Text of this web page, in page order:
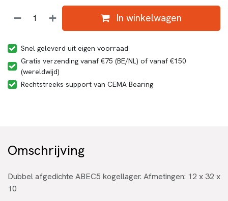
In winkelwagen
Snel geleverd uit eigen voorraad
Gratis verzending vanaf €75 (BE/NL) of vanaf €150
(wereldwijd)
Rechtstreeks support van CEMA Bearing
Omschrijving
Dubbel afgedichte ABEC5 kogellager. Afmetingen: 12 x 32 x
10